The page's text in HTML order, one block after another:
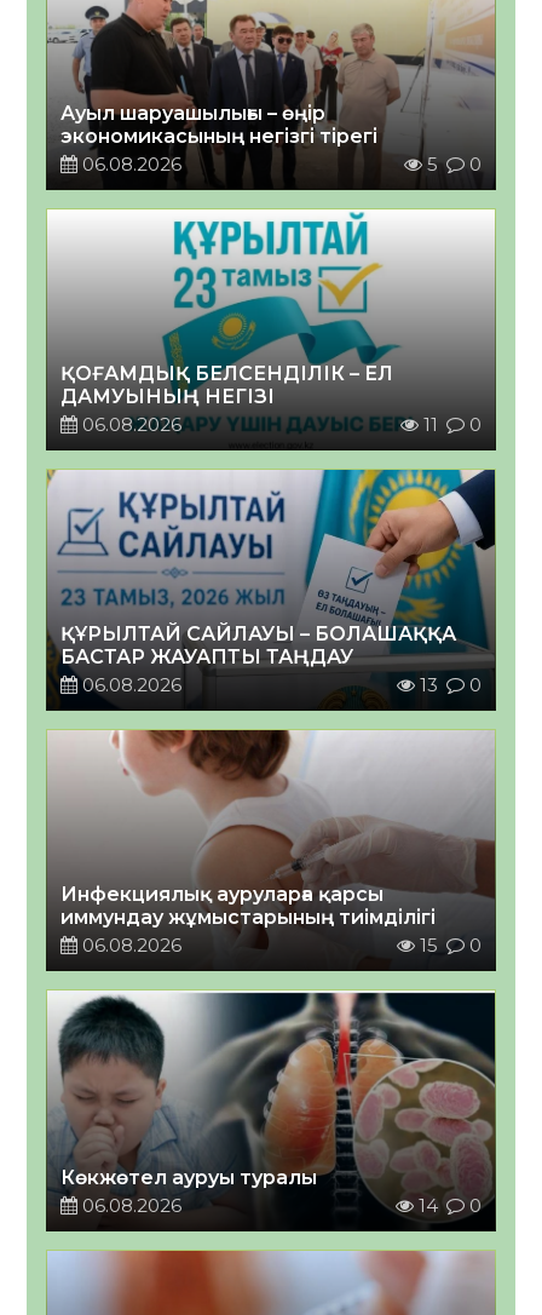
Ауыл шаруашылығы – өңір
экономикасының негізгі тірегі
06.08.2026
5 0
ҚОҒАМДЫҚ БЕЛСЕНДІЛІК – ЕЛ
ДАМУЫНЫҢ НЕГІЗІ
06.08.2026
11 0
ҚҰРЫЛТАЙ САЙЛАУЫ – БОЛАШАҚҚА
БАСТАР ЖАУАПТЫ ТАҢДАУ
06.08.2026
13 0
Инфекциялық ауруларға қарсы
иммундау жұмыстарының тиімділігі
06.08.2026
15 0
Көкжөтел ауруы туралы
06.08.2026
14 0